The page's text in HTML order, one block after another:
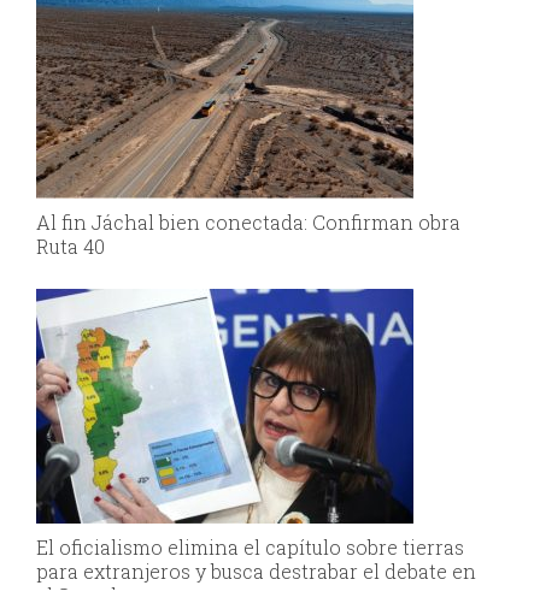
Al fin Jáchal bien conectada: Confirman obra
Ruta 40
El oficialismo elimina el capítulo sobre tierras
para extranjeros y busca destrabar el debate en
el Senado